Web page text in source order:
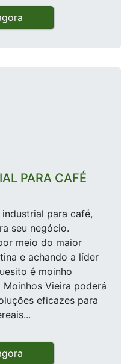
PARA CAFÉ
para café,
seu negócio.
meio do maior
e achando a líder
é moinho
Vieira poderá
eficazes para